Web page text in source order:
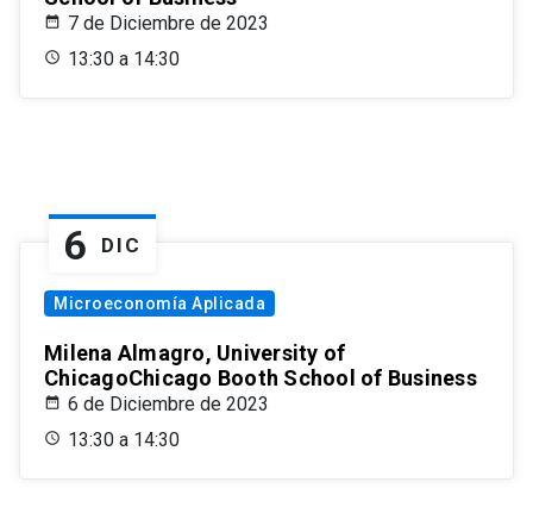
7 de Diciembre de 2023
13:30 a 14:30
6 DIC
Microeconomía Aplicada
Milena Almagro, University of
ChicagoChicago Booth School of Business
6 de Diciembre de 2023
13:30 a 14:30